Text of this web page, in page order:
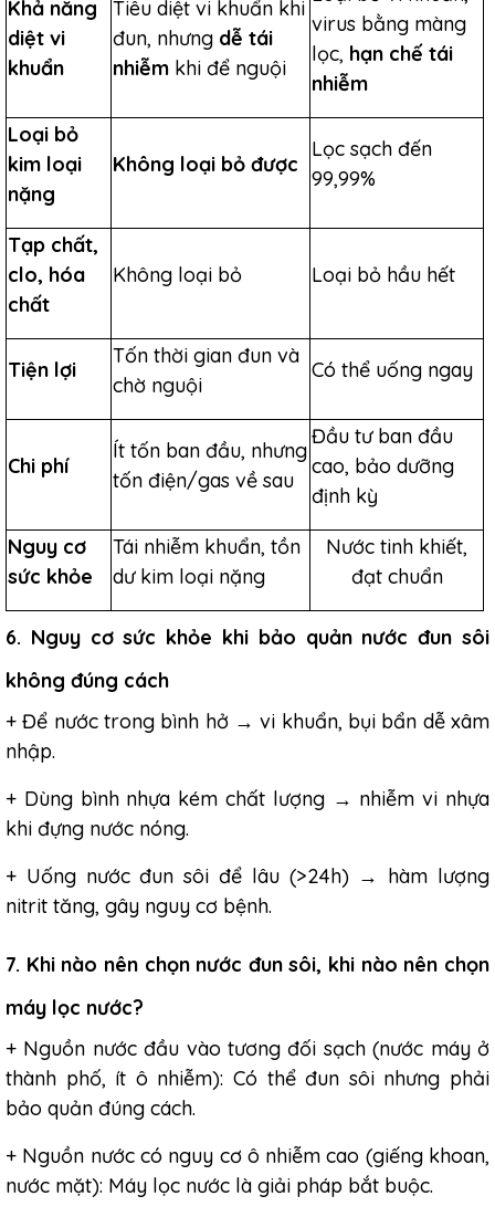
Khả năng
diệt vi
khuẩn
Tiêu diệt vi khuẩn khi
đun, nhưng dễ tái
nhiễm khi để nguội
virus bằng màng
lọc, hạn chế tái
nhiễm
Loại bỏ
kim loại
nặng
Không loại bỏ được
Lọc sạch đến
99,99%
Tạp chất,
clo, hóa
chất
Không loại bỏ Loại bỏ hầu hết
Tiện lợi
Tốn thời gian đun và
chờ nguội
Có thể uống ngay
Chi phí
Ít tốn ban đầu, nhưng
tốn điện/gas về sau
Đầu tư ban đầu
cao, bảo dưỡng
định kỳ
Nguy cơ
sức khỏe
Tái nhiễm khuẩn, tồn
dư kim loại nặng
Nước tinh khiết,
đạt chuẩn
6. Nguy cơ sức khỏe khi bảo quản nước đun sôi
không đúng cách
+ Để nước trong bình hở → vi khuẩn, bụi bẩn dễ xâm
nhập.
+ Dùng bình nhựa kém chất lượng → nhiễm vi nhựa
khi đựng nước nóng.
+ Uống nước đun sôi để lâu (>24h) → hàm lượng
nitrit tăng, gây nguy cơ bệnh.
7. Khi nào nên chọn nước đun sôi, khi nào nên chọn
máy lọc nước?
+ Nguồn nước đầu vào tương đối sạch (nước máy ở
thành phố, ít ô nhiễm): Có thể đun sôi nhưng phải
bảo quản đúng cách.
+ Nguồn nước có nguy cơ ô nhiễm cao (giếng khoan,
nước mặt): Máy lọc nước là giải pháp bắt buộc.